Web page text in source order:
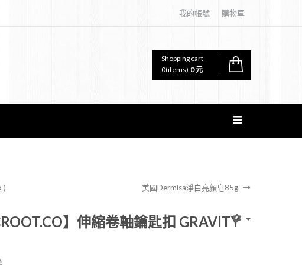
我的帳號 購物車
Shopping cart
0(items) 0 元
) 美國Dermisa淨白亮顏皂85g
ROOT.CO】伸縮卷軸鑰匙扣 GRAVITY